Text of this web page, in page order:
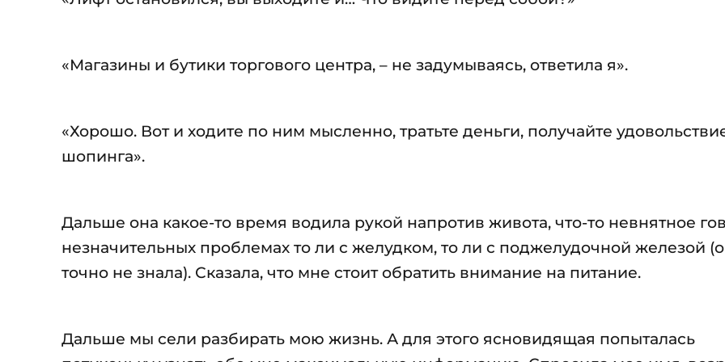
«Магазины и бутики торгового центра, – не задумываясь, ответила я».
«Хорошо. Вот и ходите по ним мысленно, тратьте деньги, получайте
шопинга».
Дальше она какое-то время водила рукой напротив живота, что-то невнятное
незначительных проблемах то ли с желудком, то ли с поджелудочной железой
точно не знала). Сказала, что мне стоит обратить внимание на питание.
Дальше мы сели разбирать мою жизнь. А для этого ясновидящая попыталась